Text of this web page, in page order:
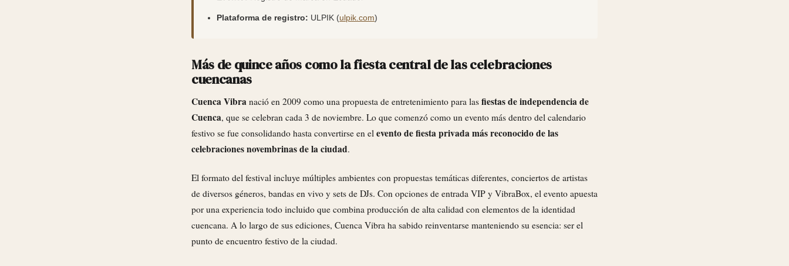
Plataforma de registro: ULPIK (ulpik.com)
Más de quince años como la fiesta central de las celebraciones
cuencanas
Cuenca Vibra nació en 2009 como una propuesta de entretenimiento para las fiestas de independencia de
Cuenca, que se celebran cada 3 de noviembre. Lo que comenzó como un evento más dentro del calendario
festivo se fue consolidando hasta convertirse en el evento de fiesta privada más reconocido de las
celebraciones novembrinas de la ciudad.
El formato del festival incluye múltiples ambientes con propuestas temáticas diferentes, conciertos de artistas
de diversos géneros, bandas en vivo y sets de DJs. Con opciones de entrada VIP y VibraBox, el evento apuesta
por una experiencia todo incluido que combina producción de alta calidad con elementos de la identidad
cuencana. A lo largo de sus ediciones, Cuenca Vibra ha sabido reinventarse manteniendo su esencia: ser el
punto de encuentro festivo de la ciudad.